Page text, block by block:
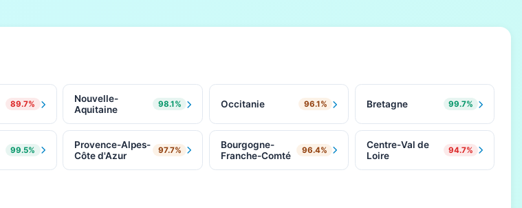
89.7%
Nouvelle-
Aquitaine
98.1% Occitanie 96.1% Bretagne 99.7%
99.5%
Provence-Alpes-
Côte d'Azur
97.7%
Bourgogne-
Franche-Comté
96.4%
Centre-Val de
Loire
94.7%